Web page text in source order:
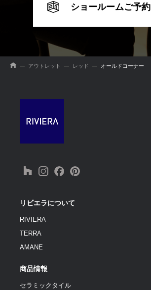
ショールームご予約
アウトレット レッド オールドコーナー
リビエラについて
RIVIERA
TERRA
AMANE
商品情報
セラミックタイル